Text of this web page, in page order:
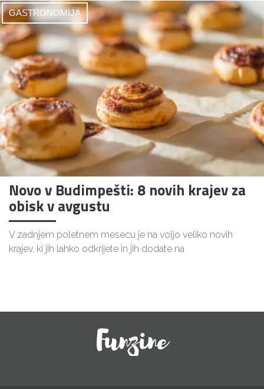
GASTRONOMIJA
Novo v Budimpešti: 8 novih krajev za
obisk v avgustu
V zadnjem poletnem mesecu je na voljo veliko novih
krajev, ki jih lahko odkrijete in jih dodate na